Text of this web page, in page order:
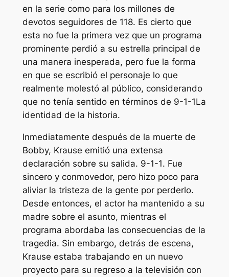
en la serie como para los millones de
devotos seguidores de 118. Es cierto que
esta no fue la primera vez que un programa
prominente perdió a su estrella principal de
una manera inesperada, pero fue la forma
en que se escribió el personaje lo que
realmente molestó al público, considerando
que no tenía sentido en términos de 9-1-1La
identidad de la historia.
Inmediatamente después de la muerte de
Bobby, Krause emitió una extensa
declaración sobre su salida. 9-1-1. Fue
sincero y conmovedor, pero hizo poco para
aliviar la tristeza de la gente por perderlo.
Desde entonces, el actor ha mantenido a su
madre sobre el asunto, mientras el
programa abordaba las consecuencias de la
tragedia. Sin embargo, detrás de escena,
Krause estaba trabajando en un nuevo
proyecto para su regreso a la televisión con